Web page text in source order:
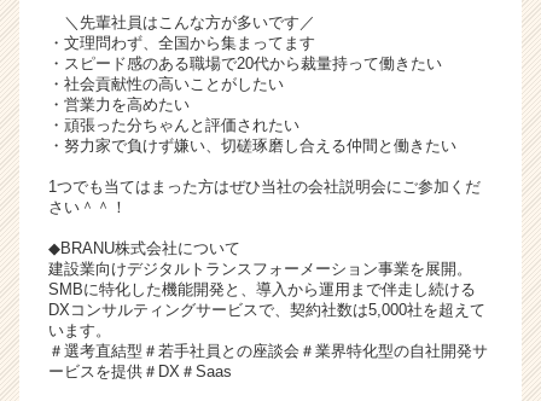
キ
ャ
リ
ア
（C
h
e
C
a
r
e
e
r）
＼先輩社員はこんな方が多いです／
・文理問わず、全国から集まってます
・スピード感のある職場で20代から裁量持って働きたい
・社会貢献性の高いことがしたい
・営業力を高めたい
・頑張った分ちゃんと評価されたい
・努力家で負けず嫌い、切磋琢磨し合える仲間と働きたい
1つでも当てはまった方はぜひ当社の会社説明会にご参加くだ
さい＾＾！
◆BRANU株式会社について
建設業向けデジタルトランスフォーメーション事業を展開。
SMBに特化した機能開発と、導入から運用まで伴走し続ける
DXコンサルティングサービスで、契約社数は5,000社を超えて
います。
＃選考直結型＃若手社員との座談会＃業界特化型の自社開発サ
ービスを提供＃DX＃Saas